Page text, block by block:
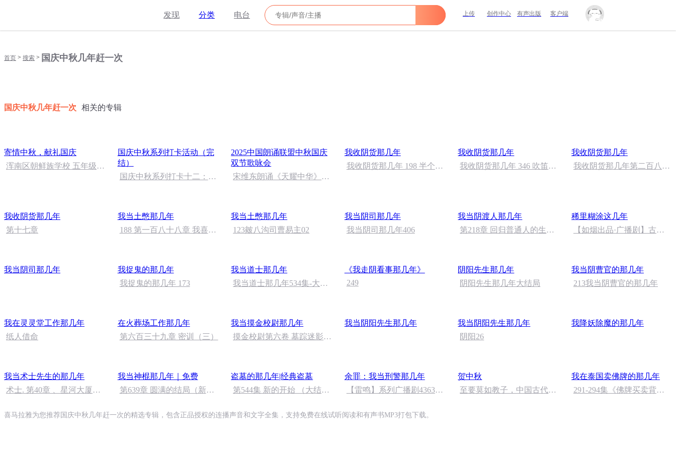
发现 分类 电台 上传 创作中心 有声出版 客户端
首页 > 搜索 > 国庆中秋几年赶一次
国庆中秋几年赶一次 相关的专辑
寄情中秋，献礼国庆
浑南区朝鲜族学校 五年级
国庆中秋系列打卡活动（完
结）
国庆中秋系列打卡十二：当
2025中国朗诵联盟中秋国庆
双节歌咏会
宋维东朗诵《天耀中华》作
我收阴货那几年
我收阴货那几年 198 半个骷
我收阴货那几年
我收阴货那几年 346 吹笛子
我收阴货那几年
我收阴货那几年第二百八十
我收阴货那几年
第十七章
我当土憋那几年
188 第一百八十八章 我喜欢
我当土憋那几年
123皴八沟司曹易主02
我当阴司那几年
我当阴司那几年406
我当阴渡人那几年
第218章 回归普通人的生活
稀里糊涂这几年
【如烟出品·广播剧】古风
我当阴司那几年
我捉鬼的那几年
我捉鬼的那几年 173
我当道士那几年
我当道士那几年534集-大结
《我走阴看事那几年》
249
阴阳先生那几年
阴阳先生那几年大结局
我当阴曹官的那几年
213我当阴曹官的那几年
我在灵灵堂工作那几年
纸人借命
在火葬场工作那几年
第六百三十九章 密训（三）
我当摸金校尉那几年
摸金校尉第六卷 墓踪迷影
我当阴阳先生那几年
我当阴阳先生那几年
阴阳26
我降妖除魔的那几年
我当术士先生的那几年
术士. 第40章 、星河大厦驱
我当神棍那几年｜免费
第639章 圆满的结局（新书
盗墓的那几年|经典盗墓
第544集 新的开始 （大结
余罪：我当刑警那几年
【雷鸣】系列广播剧4363
贺中秋
至要莫如教子，中国古代的
我在泰国卖佛牌的那几年
291-294集《佛牌买卖背后
喜马拉雅为您推荐国庆中秋几年赶一次的精选专辑，包含正品授权的连播声音和文字全集，支持免费在线试听阅读和有声书MP3打包下载。